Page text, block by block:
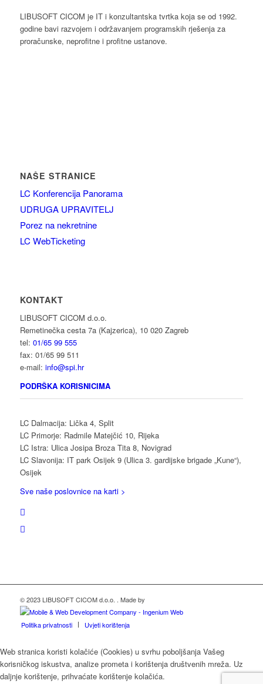
LIBUSOFT CICOM je IT i konzultantska tvrtka koja se od 1992.
godine bavi razvojem i održavanjem programskih rješenja za
proračunske, neprofitne i profitne ustanove.
NAŠE STRANICE
LC Konferencija Panorama
UDRUGA UPRAVITELJ
Porez na nekretnine
LC WebTicketing
KONTAKT
LIBUSOFT CICOM d.o.o.
Remetinečka cesta 7a (Kajzerica), 10 020 Zagreb
tel: 01/65 99 555
fax: 01/65 99 511
e-mail: info@spi.hr
PODRŠKA KORISNICIMA
LC Dalmacija: Lička 4, Split
LC Primorje: Radmile Matejčić 10, Rijeka
LC Istra: Ulica Josipa Broza Tita 8, Novigrad
LC Slavonija: IT park Osijek 9 (Ulica 3. gardijske brigade „Kune“),
Osijek
Sve naše poslovnice na karti >
© 2023 LIBUSOFT CICOM d.o.o. . Made by
Politika privatnosti Uvjeti korištenja
Web stranica koristi kolačiće (Cookies) u svrhu poboljšanja Vašeg
korisničkog iskustva, analize prometa i korištenja društvenih mreža. Uz
daljnje korištenje, prihvaćate korištenje kolačića.